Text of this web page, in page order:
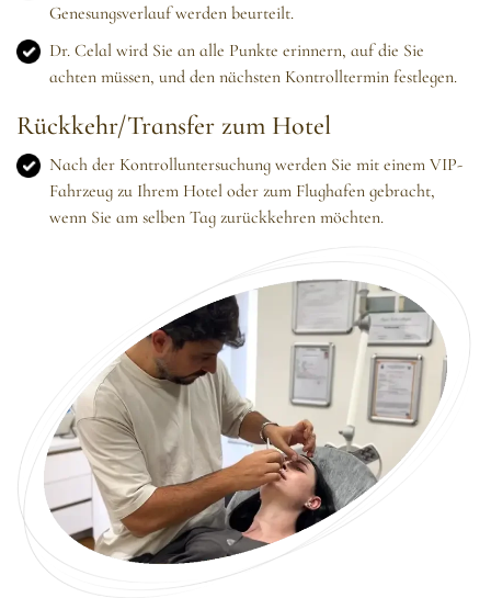
Genesungsverlauf werden beurteilt.
Dr. Celal wird Sie an alle Punkte erinnern, auf die Sie
achten müssen, und den nächsten Kontrolltermin festlegen.
Rückkehr/Transfer zum Hotel
Nach der Kontrolluntersuchung werden Sie mit einem VIP-
Fahrzeug zu Ihrem Hotel oder zum Flughafen gebracht,
wenn Sie am selben Tag zurückkehren möchten.